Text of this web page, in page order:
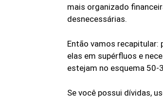
mais organizado
desnecessárias.
Então vamos
elas em supérfluos e
estejam no esquema 50-
Se você possui dívidas,